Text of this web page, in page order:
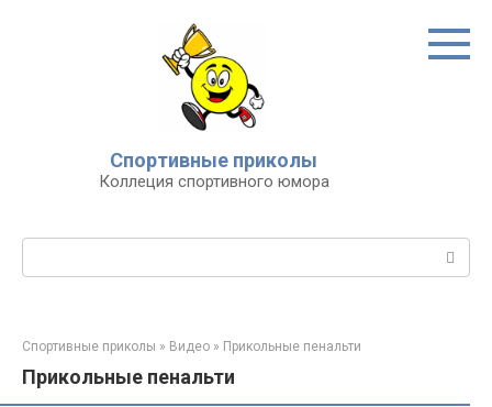
Спортивные приколы
Коллеция спортивного юмора
Спортивные приколы » Видео » Прикольные пенальти
Прикольные пенальти